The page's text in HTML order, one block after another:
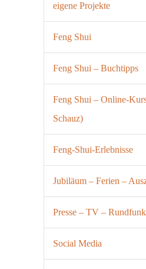
eigene Projekte
Feng Shui
Feng Shui – Buchtipps
Feng Shui – Online-
Schauz)
Feng-Shui-Erlebnisse
Jubiläum – Ferien –
Presse – TV –
Social Media